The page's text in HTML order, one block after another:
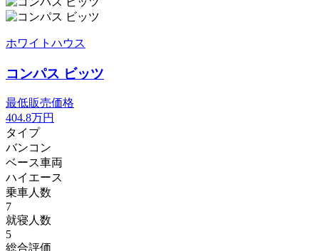
ホワイトハウス
コンパス ビッツ
最低販売価格
404.8万円
タイプ
バンコン
ベース車両
ハイエース
乗車人数
7
就寝人数
5
総合評価